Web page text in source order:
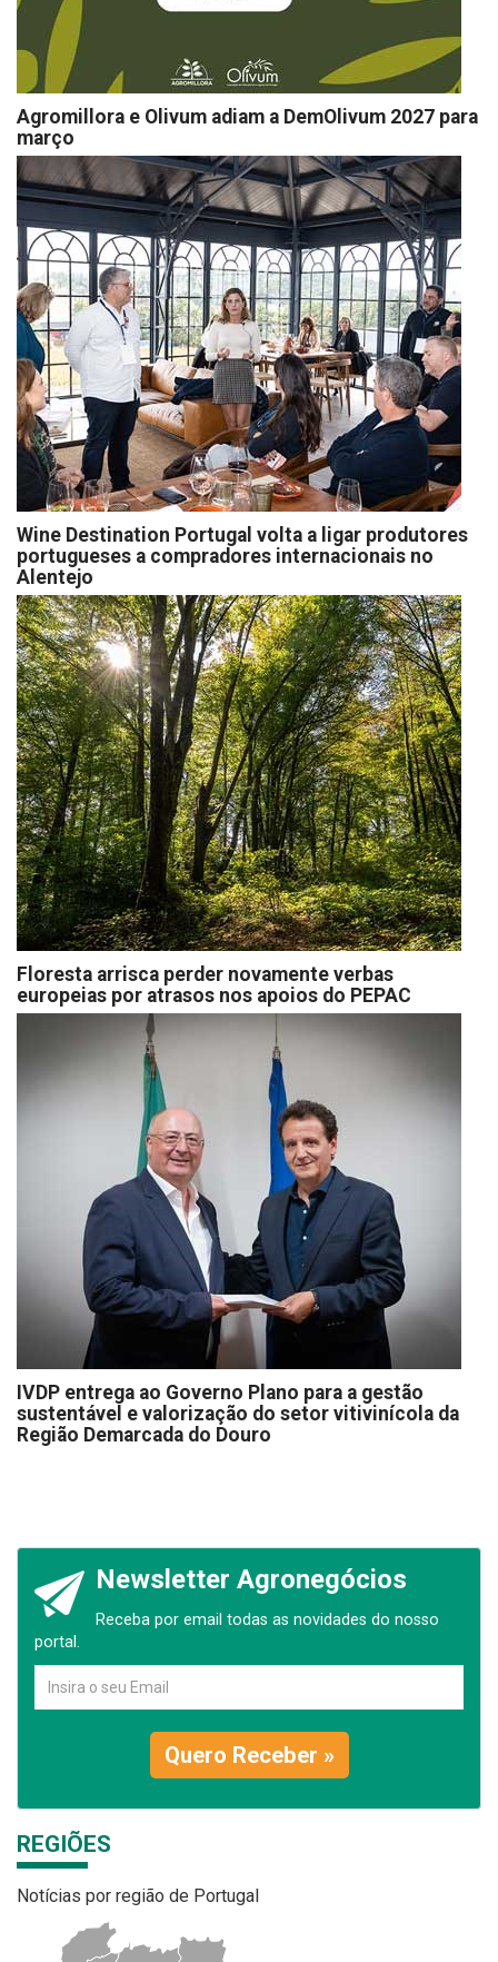
Agromillora e Olivum adiam a DemOlivum 2027 para
março
Wine Destination Portugal volta a ligar produtores
portugueses a compradores internacionais no
Alentejo
Floresta arrisca perder novamente verbas
europeias por atrasos nos apoios do PEPAC
IVDP entrega ao Governo Plano para a gestão
sustentável e valorização do setor vitivinícola da
Região Demarcada do Douro
Newsletter Agronegócios
Receba por email todas as novidades do nosso
portal.
Quero Receber »
REGIÕES
Notícias por região de Portugal